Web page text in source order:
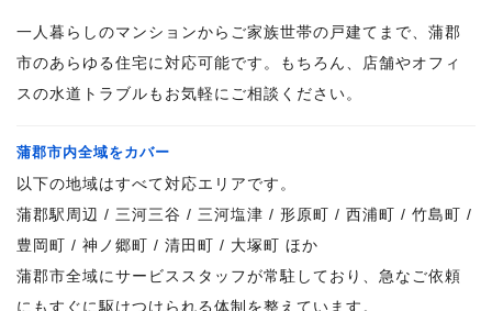
一人暮らしのマンションからご家族世帯の戸建てまで、蒲郡
市のあらゆる住宅に対応可能です。もちろん、店舗やオフィ
スの水道トラブルもお気軽にご相談ください。
蒲郡市内全域をカバー
以下の地域はすべて対応エリアです。
蒲郡駅周辺 / 三河三谷 / 三河塩津 / 形原町 / 西浦町 / 竹島町 /
豊岡町 / 神ノ郷町 / 清田町 / 大塚町 ほか
蒲郡市全域にサービススタッフが常駐しており、急なご依頼
にもすぐに駆けつけられる体制を整えています。